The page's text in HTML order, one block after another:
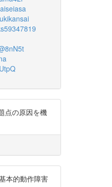
点の原因を機
本的動作障害